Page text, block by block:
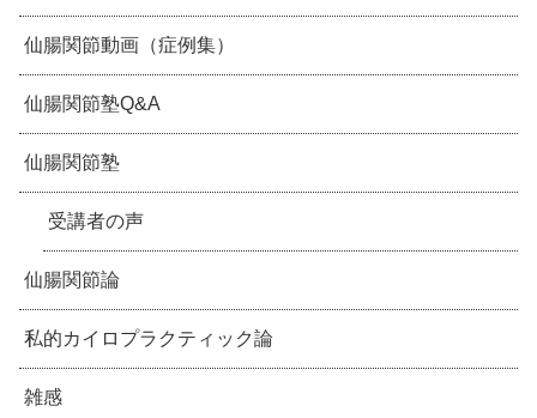
仙腸関節動画（症例集）
仙腸関節塾Q&A
仙腸関節塾
受講者の声
仙腸関節論
私的カイロプラクティック論
雑感